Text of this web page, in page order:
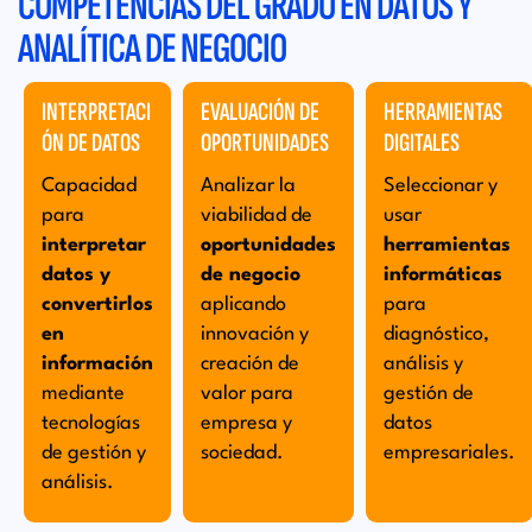
Aprenderás a analizar y transformar datos en soluciones
clave para los negocios de hoy y del futuro.
ANALÍTICA DE NEGOCIO
INTERPRETACI
ÓN DE DATOS
Capacidad
para
interpretar
datos y
convertirlos
en
información
mediante
tecnologías
de gestión y
análisis.
EVALUACIÓN DE
OPORTUNIDADES
Analizar la
viabilidad de
oportunidades
de negocio
aplicando
innovación y
creación de
valor para
empresa y
sociedad.
HERRAMIENTAS
DIGITALES
Seleccionar y
usar
herramientas
informáticas
para
diagnóstico,
análisis y
gestión de
datos
empresariales.